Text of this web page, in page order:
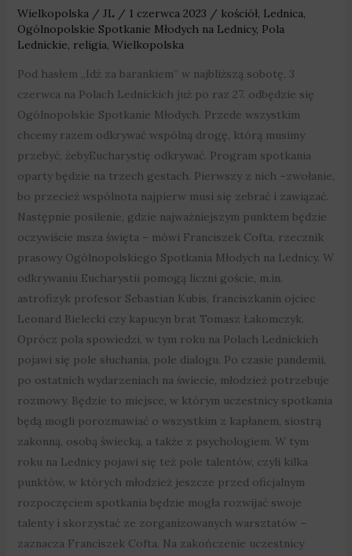
Wielkopolska/ JL / 1 czerwca 2023 / kościół, Lednica,
Ogólnopolskie Spotkanie Młodych na Lednicy, Pola
Lednickie, religia, Wielkopolska
Pod hasłem „Idź za barankiem” w najbliższą sobotę, 3
czerwca na Polach Lednickich już po raz 27. odbędzie się
Ogólnopolskie Spotkanie Młodych. Przede wszystkim
chcemy razem odkrywać wspólną drogę, którą musimy
przebyć, żebyEucharystię odkrywać. Program spotkania
oparty będzie na trzech gestach. Pierwszy z nich –zwołanie,
bo przecież wspólnota najpierw musi się zebrać i zawiązać.
Następnie posilenie, gdzie najważniejszym punktem będzie
oczywiście msza święta – mówi Franciszek Cofta, rzecznik
prasowy Ogólnopolskiego Spotkania Młodych na Lednicy. W
odkrywaniu Eucharystii pomogą liczni goście, m.in.
astrofizyk profesor Sebastian Kubis, franciszkanin ojciec
Leonard Bielecki czy kapucyn brat Tomasz Łakomczyk.
Oprócz pola spowiedzi, w tym roku na Polach Lednickich
pojawi się pole słuchania, pole dialogu. Po czasie pandemii,
po ostatnich wydarzeniach na świecie, młodzież potrzebuje
rozmowy. Będzie to miejsce, w którym uczestnicy spotkania
będą mogli porozmawiać o wszystkim z kapłanem, siostrą
zakonną, osobą świecką, a także z psychologiem. W tym
roku na Lednicy pojawi się też pole talentów, czyli kilka
punktów, w których młodzież jeszcze przed oficjalnym
rozpoczęciem spotkania będzie mogła rozwijać swoje
talenty i skorzystać ze zorganizowanych warsztatów –
zaznacza Franciszek Cofta. Na zakończenie uczestnicy